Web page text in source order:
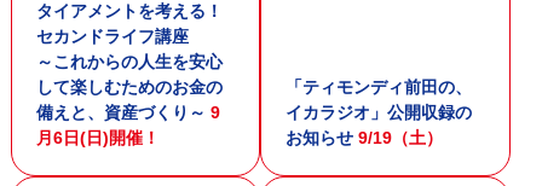
タイアメントを考える！
セカンドライフ講座
～これからの人生を安心
して楽しむためのお金の
備えと、資産づくり～ 9
月6日(日)開催！
「ティモンディ前田の、
イカラジオ」公開収録の
お知らせ9/19（土）